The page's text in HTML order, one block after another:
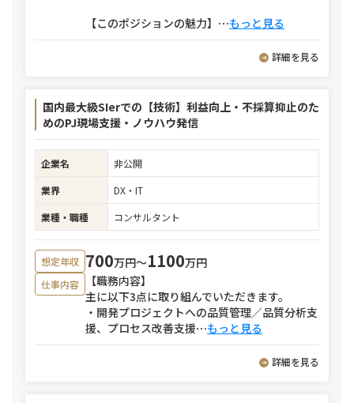
【このポジションの魅力】 ⋯もっと見る
詳細を見る
国内最大級SIerでの【技術】利益向上・不採算抑止のた
めのPJ現場支援・ノウハウ発信
企業名
非公開
業界
DX・IT
業種・職種
コンサルタント
想定年収 700万円〜1100万円
仕事内容
【職務内容】
主に以下3点に取り組んでいただきます。
・開発プロジェクトへの品質管理／品質分析支
援、プロセス改善支援⋯もっと見る
詳細を見る